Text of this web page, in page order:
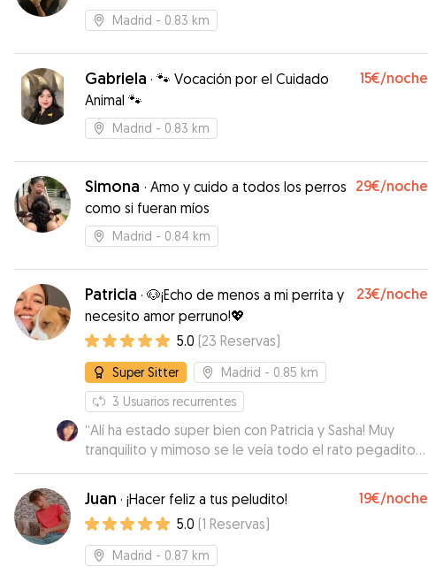
Madrid - 0.83 km
Gabriela · 🐾 Vocación por el Cuidado
Animal 🐾
15€/noche
Madrid - 0.83 km
Simona · Amo y cuido a todos los perros
como si fueran míos
29€/noche
Madrid - 0.84 km
Patricia · 🐶¡Echo de menos a mi perrita y
necesito amor perruno!💖
23€/noche
5.0 (23 Reservas)
Super Sitter Madrid - 0.85 km
3 Usuarios recurrentes
“Alí ha estado super bien con Patricia y Sasha! Muy
tranquilito y mimoso se le veía todo el rato pegadito a
Patricia como un velcro! 😍 Cuando fui a recogerle le
dio besitos de despedida y todo! Alí y yo estamos
encantados con Patricia. Repetiremos seguro!”
Juan · ¡Hacer feliz a tus peludito! 19€/noche
5.0 (1 Reservas)
Madrid - 0.87 km